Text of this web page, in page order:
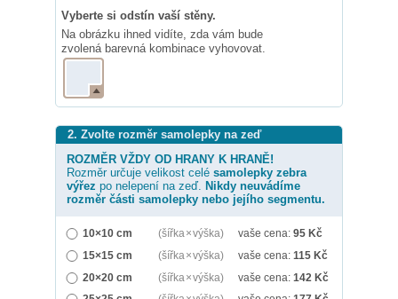
Vyberte si odstín vaší stěny.
Na obrázku ihned vidíte, zda vám bude
zvolená barevná kombinace vyhovovat.
2. Zvolte rozměr samolepky na zeď
ROZMĚR VŽDY OD HRANY K HRANĚ!
Rozměr určuje velikost celé samolepky zebra
výřez po nelepení na zeď. Nikdy neuvádíme
rozměr části samolepky nebo jejího segmentu.
10×10 cm (šířka × výška) vaše cena: 95 Kč
15×15 cm
(šířka × výška) vaše cena: 115 Kč
20×20 cm
(šířka × výška) vaše cena: 142 Kč